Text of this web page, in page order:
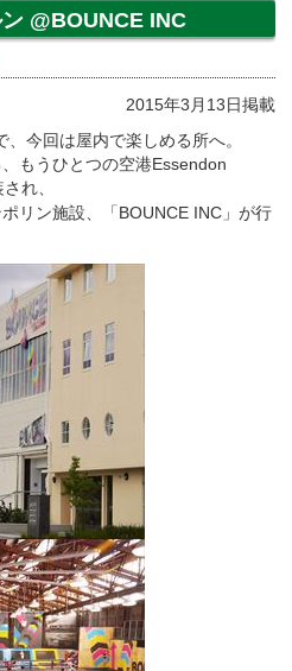
@BOUNCE INC
2015年3月13日掲載
今回は屋内で楽しめる所へ。
もうひとつの空港Essendon
れ、
ポリン施設、「BOUNCE INC」が行